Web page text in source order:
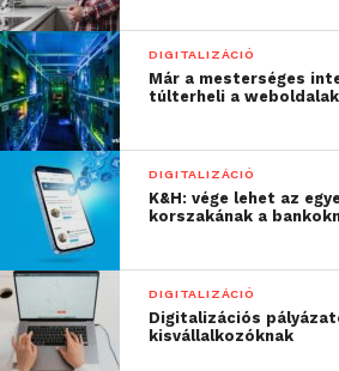
szállodában
ügyintézéshez
az
elővenni,
minden szükséges
dokumentum
megtalálható”
– mondja Dawid Rozek, a
fizetésekhez használható
DIGITALIZÁCIÓ
Már a mesterséges
túlterheli a
DIGITALIZÁCIÓ
K&H: vége lehet az
korszakának a
DIGITALIZÁCIÓ
Digitalizációs
kisvállalkozóknak